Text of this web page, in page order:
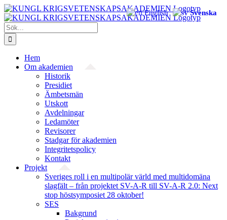
Fortsätt
till
innehållet
Sök
efter:
Hem
Om akademien
Historik
Presidiet
Ämbetsmän
Utskott
Avdelningar
Ledamöter
Revisorer
Stadgar för akademien
Integritetspolicy
Kontakt
Projekt
Sveriges roll i en multipolär värld med multidomäna
slagfält – från projektet SV-A-R till SV-A-R 2.0: Next
stop höstsymposiet 28 oktober!
SES
Bakgrund
English Svenska